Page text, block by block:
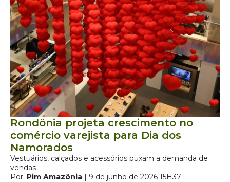
Rondônia projeta crescimento no
comércio varejista para Dia dos
Namorados
Vestuários, calçados e acessórios puxam a demanda de
vendas
Por: Pim Amazônia | 9 de junho de 2026 15H37